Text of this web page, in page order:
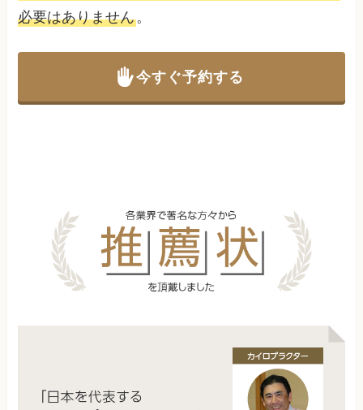
必要はありません。
今すぐ予約する